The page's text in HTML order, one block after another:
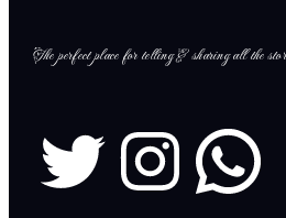
The perfect place for telling & sharing all the